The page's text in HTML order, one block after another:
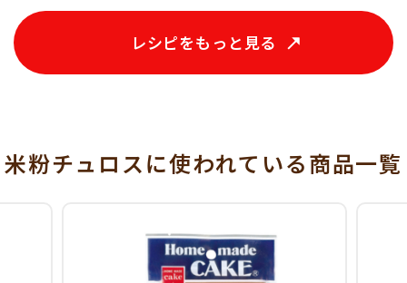
レシピをもっと見る
米粉チュロスに使われている商品一覧